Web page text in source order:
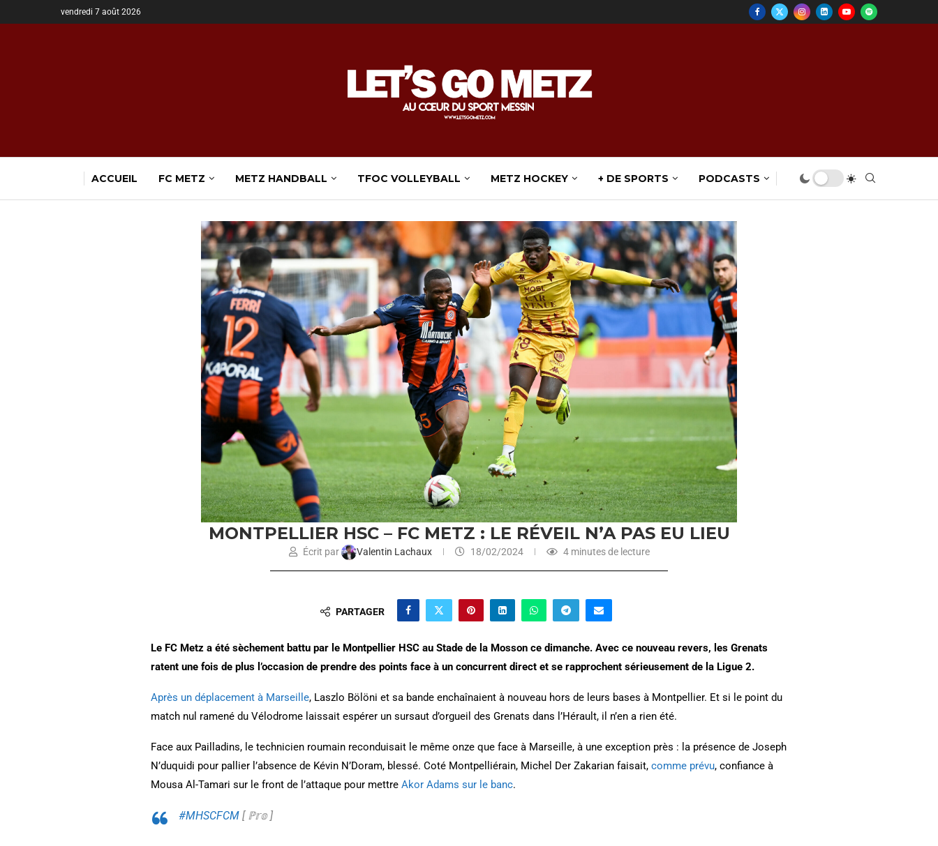
vendredi 7 août 2026
ACCUEIL FC METZ METZ HANDBALL TFOC VOLLEYBALL METZ HOCKEY + DE SPORTS PODCASTS
MONTPELLIER HSC – FC METZ : LE RÉVEIL N’A PAS EU LIEU
Écrit par Valentin Lachaux 18/02/2024 4 minutes de lecture
PARTAGER
Le FC Metz a été sèchement battu par le Montpellier HSC au Stade de la Mosson ce dimanche. Avec ce nouveau revers, les Grenats
ratent une fois de plus l’occasion de prendre des points face à un concurrent direct et se rapprochent sérieusement de la Ligue 2.
Après un déplacement à Marseille, Laszlo Bölöni et sa bande enchaînaient à nouveau hors de leurs bases à Montpellier. Et si le point du
match nul ramené du Vélodrome laissait espérer un sursaut d’orgueil des Grenats dans l’Hérault, il n’en a rien été.
Face aux Pailladins, le technicien roumain reconduisait le même onze que face à Marseille, à une exception près : la présence de Joseph
N’duquidi pour pallier l’absence de Kévin N’Doram, blessé. Coté Montpelliérain, Michel Der Zakarian faisait, comme prévu, confiance à
Mousa Al-Tamari sur le front de l’attaque pour mettre Akor Adams sur le banc.
#MHSCFCM [ ℙ𝕣𝕠 ]